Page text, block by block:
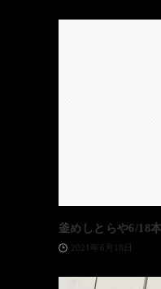
釜めしとらや6/18
2021年6月18日